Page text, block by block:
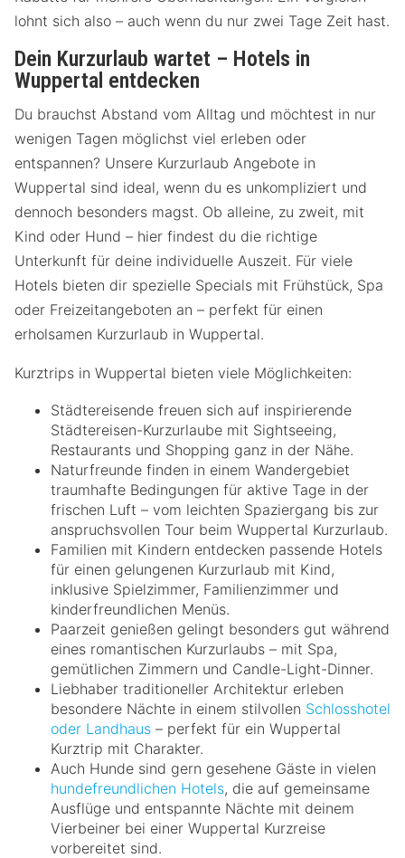
lohnt sich also – auch wenn du nur zwei Tage Zeit hast.
Dein Kurzurlaub wartet – Hotels in
Wuppertal entdecken
Du brauchst Abstand vom Alltag und möchtest in nur
wenigen Tagen möglichst viel erleben oder
entspannen? Unsere Kurzurlaub Angebote in
Wuppertal sind ideal, wenn du es unkompliziert und
dennoch besonders magst. Ob alleine, zu zweit, mit
Kind oder Hund – hier findest du die richtige
Unterkunft für deine individuelle Auszeit. Für viele
Hotels bieten dir spezielle Specials mit Frühstück, Spa
oder Freizeitangeboten an – perfekt für einen
erholsamen Kurzurlaub in Wuppertal.
Kurztrips in Wuppertal bieten viele Möglichkeiten:
Städtereisende freuen sich auf inspirierende
Städtereisen-Kurzurlaube mit Sightseeing,
Restaurants und Shopping ganz in der Nähe.
Naturfreunde finden in einem Wandergebiet
traumhafte Bedingungen für aktive Tage in der
frischen Luft – vom leichten Spaziergang bis zur
anspruchsvollen Tour beim Wuppertal Kurzurlaub.
Familien mit Kindern entdecken passende Hotels
für einen gelungenen Kurzurlaub mit Kind,
inklusive Spielzimmer, Familienzimmer und
kinderfreundlichen Menüs.
Paarzeit genießen gelingt besonders gut während
eines romantischen Kurzurlaubs – mit Spa,
gemütlichen Zimmern und Candle-Light-Dinner.
Liebhaber traditioneller Architektur erleben
besondere Nächte in einem stilvollen Schlosshotel
oder Landhaus – perfekt für ein Wuppertal
Kurztrip mit Charakter.
Auch Hunde sind gern gesehene Gäste in vielen
hundefreundlichen Hotels, die auf gemeinsame
Ausflüge und entspannte Nächte mit deinem
Vierbeiner bei einer Wuppertal Kurzreise
vorbereitet sind.